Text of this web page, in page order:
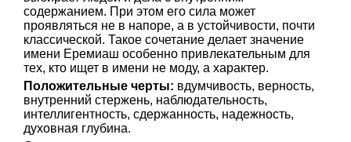
содержанием. При этом его сила может
проявляться не в напоре, а в устойчивости, почти
классической. Такое сочетание делает значение
имени Еремиаш особенно привлекательным для
тех, кто ищет в имени не моду, а характер.
Положительные черты: вдумчивость, верность,
внутренний стержень, наблюдательность,
интеллигентность, сдержанность, надежность,
духовная глубина.